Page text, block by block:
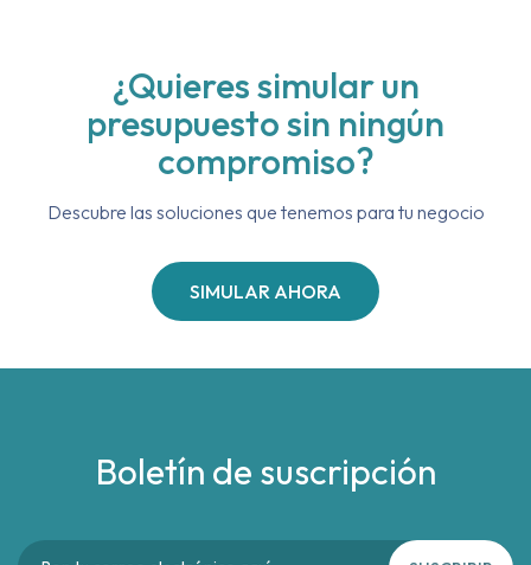
¿Quieres simular un
presupuesto sin ningún
compromiso?
Descubre las soluciones que tenemos para tu negocio
SIMULAR AHORA
Boletín de suscripción